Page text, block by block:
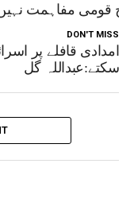
قومی مفاہمت
DON'T MISS
امدادی قافلے پر
سکتے:عبداللہ گل